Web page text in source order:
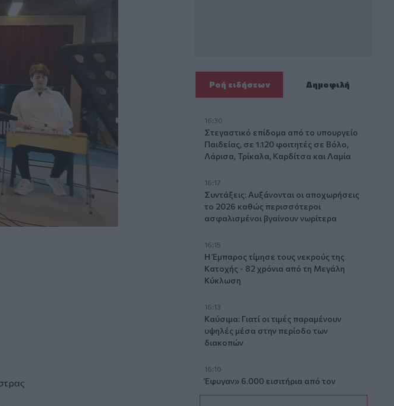
Ροή ειδήσεων Δημοφιλή
16:30
Στεγαστικό επίδομα από το υπουργείο
Παιδείας, σε 1.120 φοιτητές σε Βόλο,
Λάρισα, Τρίκαλα, Καρδίτσα και Λαμία
16:17
Συντάξεις: Αυξάνονται οι αποχωρήσεις
το 2026 καθώς περισσότεροι
ασφαλισμένοι βγαίνουν νωρίτερα
16:15
Η Έμπαρος τίμησε τους νεκρούς της
Κατοχής - 82 χρόνια από τη Μεγάλη
Κύκλωση
16:13
Καύσιμα: Γιατί οι τιμές παραμένουν
υψηλές μέσα στην περίοδο των
διακοπών
16:10
Έφυγαν» 6.000 εισιτήρια από τον
κόσμο του ΟΦΗ για το Σούπερ Καπ